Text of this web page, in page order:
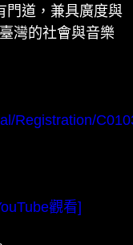
門道，兼具廣度與
灣的社會與音樂
Registration/
觀看]